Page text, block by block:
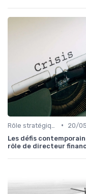
•
20/
Les défis
rôle de directeur